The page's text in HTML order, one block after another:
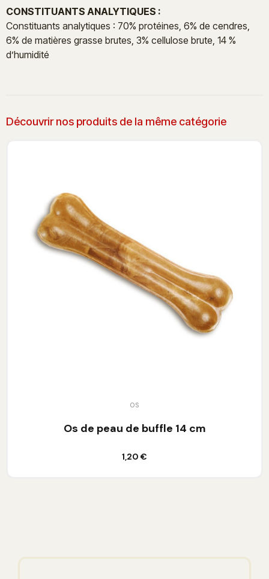
CONSTITUANTS ANALYTIQUES :
Constituants analytiques : 70% protéines, 6% de cendres,
6% de matières grasse brutes, 3% cellulose brute, 14 %
d’humidité
Découvrir nos produits de la même catégorie
OS
Os de peau de buffle 14 cm
1,20 €
Ajouter au panier